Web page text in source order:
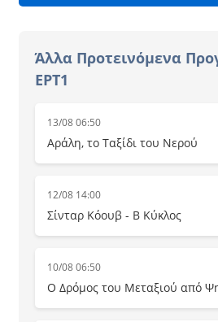
Άλλα Προτεινόμενα
ΕΡΤ1
13/08 06:50
Αράλη, το Ταξίδι του Νερού
12/08 14:00
Σίνταρ Κόουβ - B Κύκλος
10/08 06:50
Ο Δρόμος του Μεταξιού από